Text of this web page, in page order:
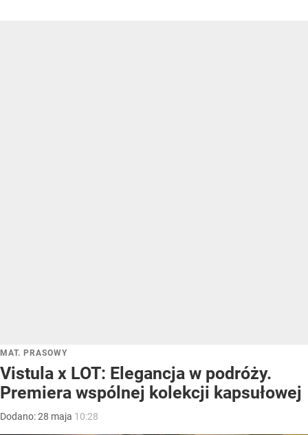
MAT. PRASOWY
Vistula x LOT: Elegancja w podróży.
Premiera wspólnej kolekcji kapsułowej
Dodano:28 maja 10:28